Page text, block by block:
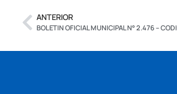
ANTERIOR
BOLETIN OFICIAL MUNICIPAL N° 2.476 –